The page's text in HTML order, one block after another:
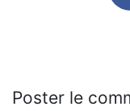
Poster le